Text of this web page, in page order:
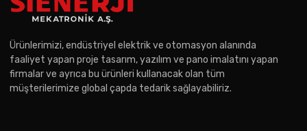
Ürünlerimizi, endüstriyel elektrik ve otomasyon alanında
faaliyet yapan proje tasarım, yazılım ve pano imalatını yapan
firmalar ve ayrıca bu ürünleri kullanacak olan tüm
müşterilerimize global çapda tedarik sağlayabiliriz.